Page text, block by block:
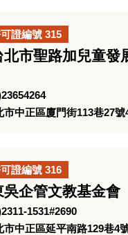
證編號 315
北市聖路加兒童發
市中正區廈門街113巷27號
證編號 316
吳企管文教基金會
1531#2690
市中正區延平南路129巷4